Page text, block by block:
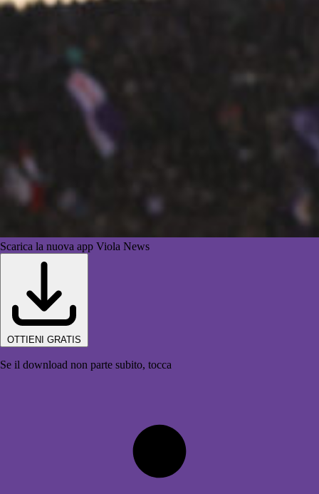
Scarica la nuova app Viola News
OTTIENI GRATIS
Se il download non parte subito, tocca